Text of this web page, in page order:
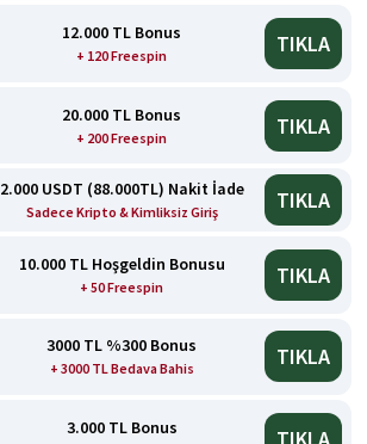
12.000 TL Bonus
+ 120 Freespin TIKLA
20.000 TL Bonus
+ 200 Freespin TIKLA
2.000 USDT (88.000TL) Nakit İade
Sadece Kripto & Kimliksiz Giriş TIKLA
10.000 TL Hoşgeldin Bonusu
+ 50 Freespin TIKLA
3000 TL %300 Bonus
+ 3000 TL Bedava Bahis TIKLA
3.000 TL Bonus TIKLA